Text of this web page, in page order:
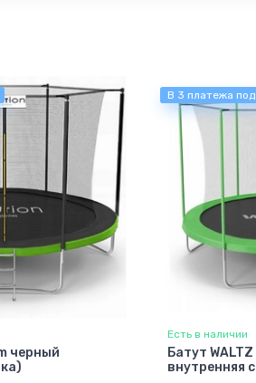
черный
В 3 платежа под
Есть в наличии
Батут
внутренняя